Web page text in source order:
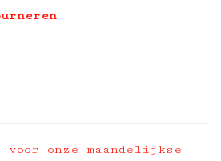
onze maandelijkse